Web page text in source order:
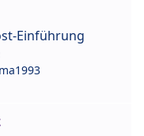
Einführung